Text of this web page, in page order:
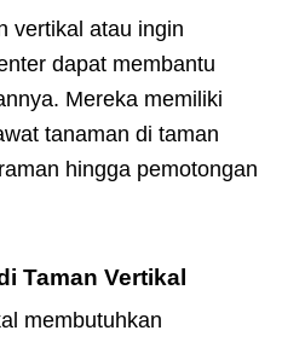
vertikal atau ingin
dapat membantu
Mereka memiliki
tanaman di taman
hingga pemotongan
Taman Vertikal
membutuhkan